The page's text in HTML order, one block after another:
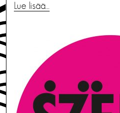
Lue lisää…